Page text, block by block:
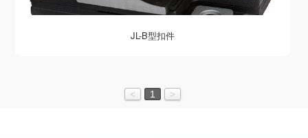
JL-B型扣件
< 1 >